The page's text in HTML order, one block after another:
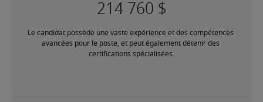
Le candidat possède une vaste expérience et des compétences
avancées pour le poste, et peut également détenir des
certifications spécialisées.